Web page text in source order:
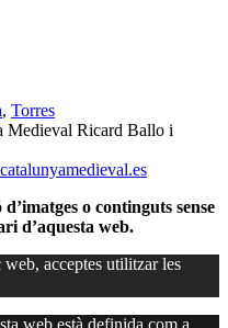
, Torres
Medieval Ricard Ballo i
o continguts sense
d’aquesta web.
acceptes utilitzar les
web està definida com a